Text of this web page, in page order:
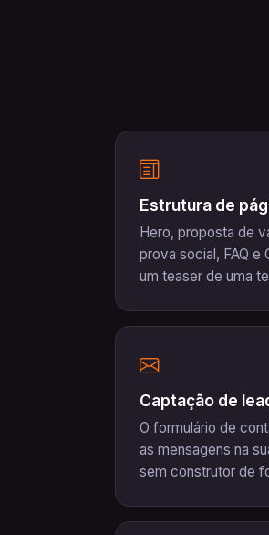
Estrutura de
Hero, proposta de
prova social, FAQ
um teaser de uma
Captação de
O formulário de
as mensagens na
sem construtor de